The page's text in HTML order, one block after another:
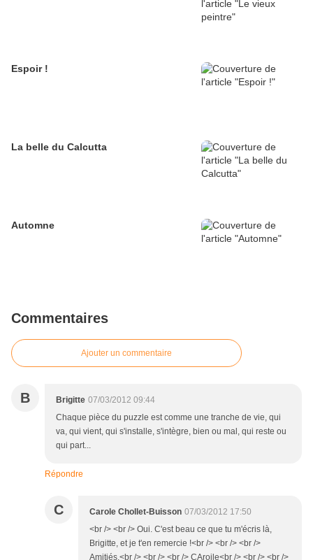
Espoir !
La belle du Calcutta
Automne
Commentaires
Ajouter un commentaire
B Brigitte 07/03/2012 09:44
Chaque pièce du puzzle est comme une tranche de vie, qui
va, qui vient, qui s'installe, s'intègre, bien ou mal, qui reste ou
qui part...
Répondre
C Carole Chollet-Buisson 07/03/2012 17:50
<br /> <br /> Oui. C'est beau ce que tu m'écris là,
Brigitte, et je t'en remercie !<br /> <br /> <br />
Amitiés,<br /> <br /> <br /> CAroile<br /> <br /> <br />